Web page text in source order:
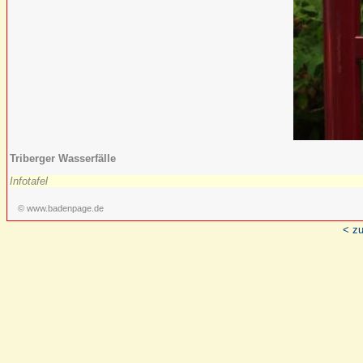
Triberger Wasserfälle
Infotafel
© www.badenpage.de
<